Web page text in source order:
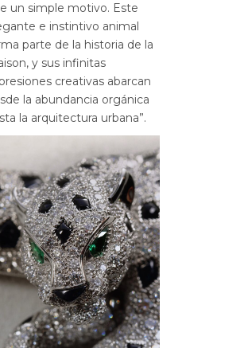
un simple motivo. Este
e instintivo animal
parte de la historia de la
y sus infinitas
creativas abarcan
la abundancia orgánica
la arquitectura urbana”.